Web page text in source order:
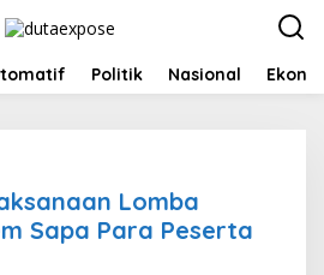
Politik Nasional
Lomba
Sapa Para Peserta